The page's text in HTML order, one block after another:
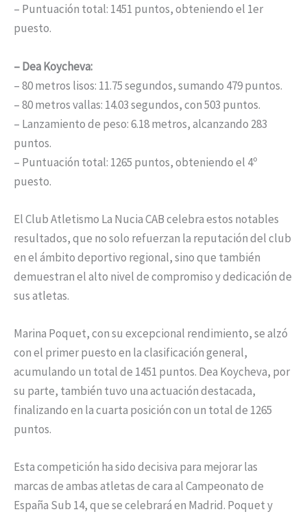
– Puntuación total: 1451 puntos, obteniendo el 1er
puesto.
– Dea Koycheva:
– 80 metros lisos: 11.75 segundos, sumando 479 puntos.
– 80 metros vallas: 14.03 segundos, con 503 puntos.
– Lanzamiento de peso: 6.18 metros, alcanzando 283
puntos.
– Puntuación total: 1265 puntos, obteniendo el 4º
puesto.
El Club Atletismo La Nucia CAB celebra estos notables
resultados, que no solo refuerzan la reputación del club
en el ámbito deportivo regional, sino que también
demuestran el alto nivel de compromiso y dedicación de
sus atletas.
Marina Poquet, con su excepcional rendimiento, se alzó
con el primer puesto en la clasificación general,
acumulando un total de 1451 puntos. Dea Koycheva, por
su parte, también tuvo una actuación destacada,
finalizando en la cuarta posición con un total de 1265
puntos.
Esta competición ha sido decisiva para mejorar las
marcas de ambas atletas de cara al Campeonato de
España Sub 14, que se celebrará en Madrid. Poquet y